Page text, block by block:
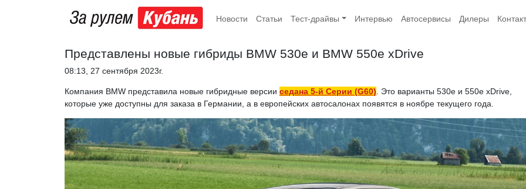
Новости Статьи Тест-драйвы Интервью Автосервисы Дилеры
Представлены новые гибриды BMW 530e и BMW 550e xDrive
08:13, 27 сентября 2023г.
Компания BMW представила новые гибридные версии седана 5-й Серии (G60) . Это варианты 530e и 550e xDrive,
которые уже доступны для заказа в Германии, а в европейских автосалонах появятся в ноябре текущего года.